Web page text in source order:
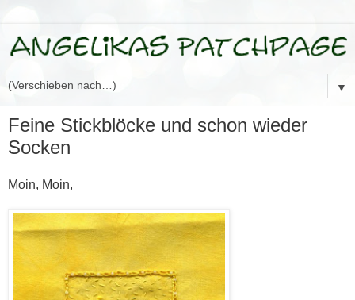
▼
Feine Stickblöcke und schon wieder
Socken
Moin, Moin,